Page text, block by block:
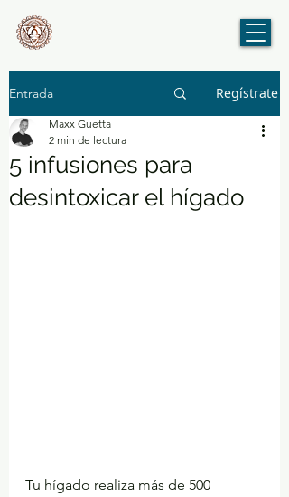
Entrada Regístrate
5 infusiones para
desintoxicar el hígado
Maxx Guetta
2 min de lectura
Tu hígado realiza más de 500